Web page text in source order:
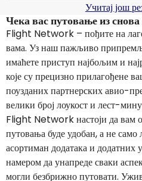
Учитај још
Чека вас путовање из
Flight Network – пођите на
вама. Уз наш пажљиво
имаћете приступ најбољим и
које су прецизно прилагођене
поузданих партнерских авио-
велики број лоукост и лест-
Flight Network настоји да вам
путовања буде удобан, а не
асортиман додатака и
намером да унапреде сваки
могли безбрижно путовати.